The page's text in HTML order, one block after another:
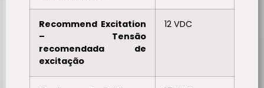
Recommend Excitation
– Tensão
recomendada de
excitação
12 VDC